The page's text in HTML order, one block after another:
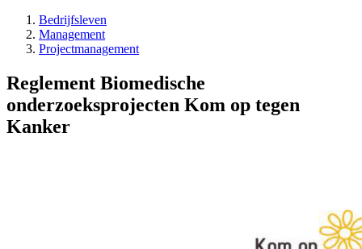
Bedrijfsleven
Management
Projectmanagement
Reglement Biomedische
onderzoeksprojecten Kom op tegen
Kanker